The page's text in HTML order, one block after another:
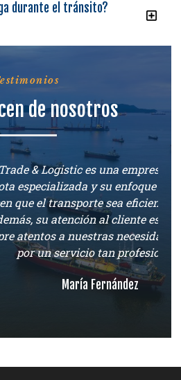
durante el tránsito?
de nosotros
es una empresa excepcional.
y su enfoque en la calidad
sea eficiente y seguro.
al cliente es excelente,
necesidades. ¡Gracias
tan profesional!"
Fernández